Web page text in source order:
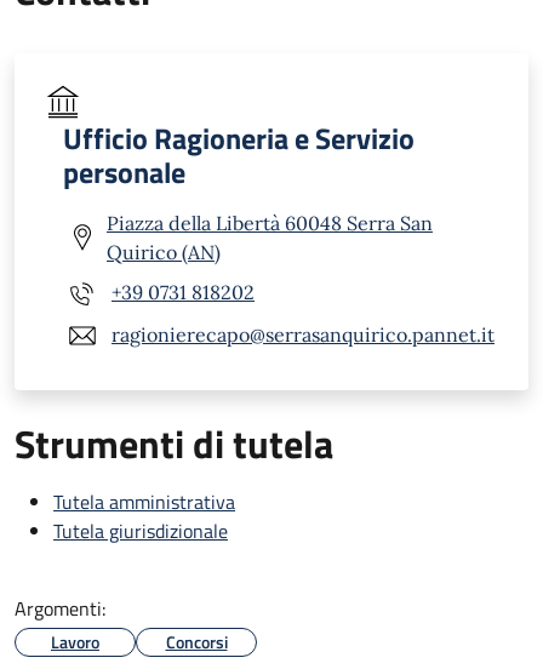
Ufficio Ragioneria e Servizio
personale
Piazza della Libertà 60048 Serra San
Quirico (AN)
+39 0731 818202
ragionierecapo@serrasanquirico.pannet.it
Strumenti di tutela
Tutela amministrativa
Tutela giurisdizionale
Argomenti:
Lavoro Concorsi